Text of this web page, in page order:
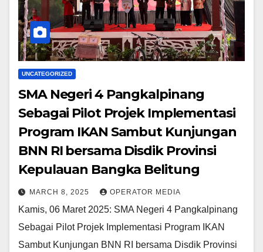
UNCATEGORIZED
SMA Negeri 4 Pangkalpinang
Sebagai Pilot Projek Implementasi
Program IKAN Sambut Kunjungan
BNN RI bersama Disdik Provinsi
Kepulauan Bangka Belitung
MARCH 8, 2025 OPERATOR MEDIA
Kamis, 06 Maret 2025: SMA Negeri 4 Pangkalpinang
Sebagai Pilot Projek Implementasi Program IKAN
Sambut Kunjungan BNN RI bersama Disdik Provinsi